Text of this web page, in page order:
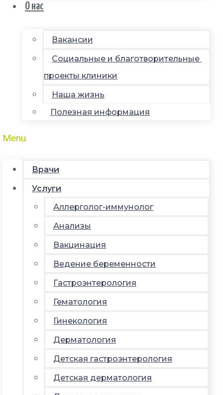
О нас
Вакансии
Социальные и благотворительные
проекты клиники
Наша жизнь
Полезная информация
Menu
Врачи
Услуги
Аллерголог-иммунолог
Анализы
Вакцинация
Ведение беременности
Гастроэнтерология
Гематология
Гинекология
Дерматология
Детская гастроэнтерология
Детская дерматология